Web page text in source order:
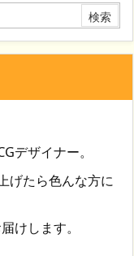
デザイナー。
げたら色んな方に
けします。